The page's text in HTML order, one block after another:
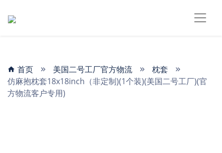
首页 美国二号工厂官方物流
枕套
仿麻抱枕套18x18inch（非定制)(1个装)(美国二号工厂)(官
方物流客户专用)